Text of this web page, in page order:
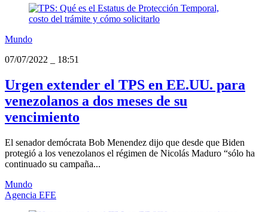
Mundo
07/07/2022
18:51
Urgen extender el TPS en EE.UU. para
venezolanos a dos meses de su
vencimiento
El senador demócrata Bob Menendez dijo que desde que Biden
protegió a los venezolanos el régimen de Nicolás Maduro “sólo ha
continuado su campaña...
Mundo
Agencia EFE